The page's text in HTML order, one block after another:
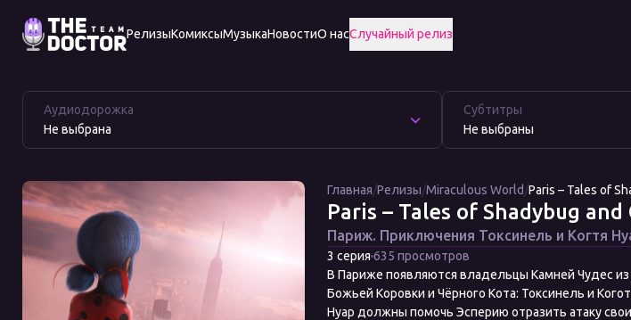
РелизыКомиксыМузыкаНовостиО насСлучайный релиз
Shadybug
Claw
Paris
Claw
Аудиодорожка
Не выбрана
Субтитры
Не выбраны
Главная/Релизы/Miraculous World/Paris – Tales of
Paris – Tales of Shadybug
Париж. Приключения Токсинель и Когтя
3 серия635 просмотров
В Париже появляются владельцы Камней Чудес
Божьей Коровки и Чёрного Кота: Токсинель и
Нуар должны помочь Эсперию отразить атаку